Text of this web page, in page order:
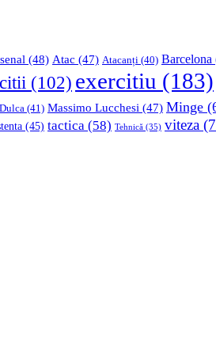
(48) Atac (47) Atacanți (40) Barcelona
(102) exercitiu (183)
(41) Massimo Lucchesi (47) Minge
(45) tactica (58) Tehnică (35) viteza